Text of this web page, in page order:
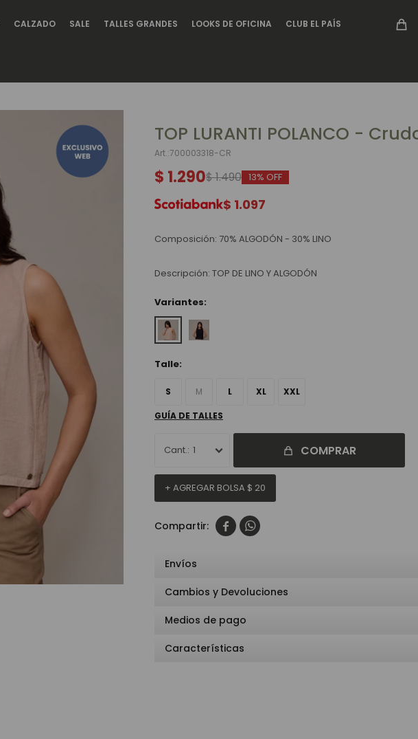
CALZADO SALE TALLES GRANDES LOOKS DE OFICINA CLUB EL PAÍS
TOP LURANTI POLANCO -
700003318-CR
$ 1.290$1.490 13
$ 1.097
Composición: 70% ALGODÓN - 30% LINO
Descripción: TOP DE LINO Y ALGODÓN
Variantes:
Talle:
S M L XL XXL
GUÍA DE TALLES
1 COMPRAR
+ AGREGAR BOLSA $ 20
 
Envíos
Cambios y Devoluciones
Medios de pago
Características